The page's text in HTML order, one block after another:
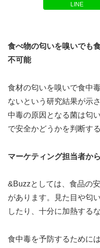
LINE
食べ物の匂いを嗅いでも
不可能
食材の匂いを嗅いで食中
ないという研究結果が示
中毒の原因となる菌は匂
で安全かどうかを判断す
マーケティング担当者か
&Buzzとしては、食品の
があります。見た目や匂
したり、十分に加熱する
食中毒を予防するために